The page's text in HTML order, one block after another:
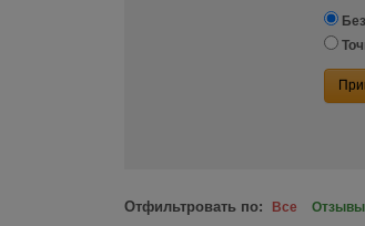
Отфильтровать по: Все Отзывы